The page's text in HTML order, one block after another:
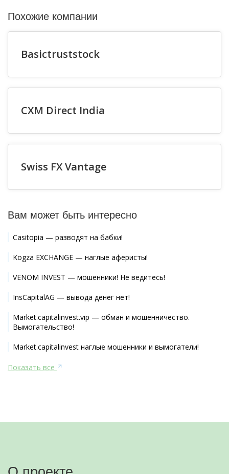
Похожие компании
Basictruststock
CXM Direct India
Swiss FX Vantage
Вам может быть интересно
Casitopia — разводят на бабки!
Kogza EXCHANGE — наглые аферисты!
VENOM INVEST — мошенники! Не ведитесь!
InsCapitalAG — вывода денег нет!
Market.capitalinvest.vip — обман и мошенничество.
Вымогательство!
Market.capitalinvest наглые мошенники и вымогатели!
Показать все